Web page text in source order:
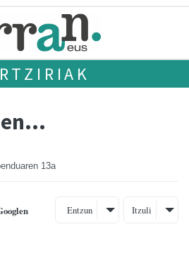
13a
Entzun Itzuli